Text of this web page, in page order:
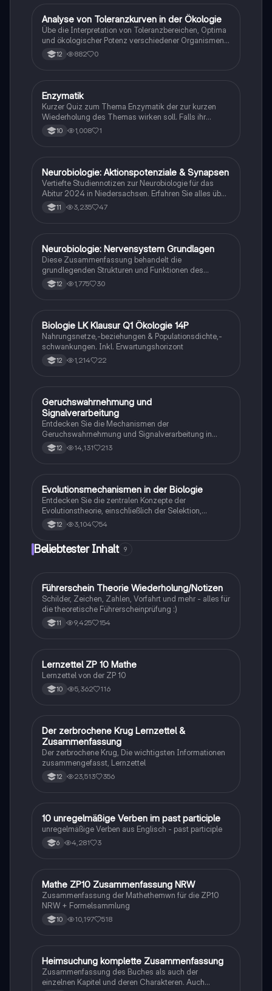
ABiologie
Analyse von Toleranzkurven in der Ökologie
Übe die Interpretation von Toleranzbereichen, Optima
und ökologischer Potenz verschiedener Organismen
gegenüber Umweltfaktoren.
12 882 0
EBiologie
Enzymatik
Kurzer Quiz zum Thema Enzymatik der zur kurzen
Wiederholung des Themas wirken soll. Falls ihr
Fehlern begegnet wäre ich dankbar ,wenn ihr mir
diese weiterleitet. Danke und euch viel Spaß dabei!
10 1,008 1
Biologie
Neurobiologie: Aktionspotenziale & Synapsen
Vertiefte Studiennotizen zur Neurobiologie für das
Abitur 2024 in Niedersachsen. Erfahren Sie alles über
Aktionspotenziale, Ruhepotenziale, synaptische
Integration, die Rolle von Neurotransmittern, die
Schüler, die sich auf Prüfungen vorbereiten und ein
tiefes Verständnis der neuronalen Signalübertragung
entwickeln möchten.
11 3,235 47
Biologie
Neurobiologie: Nervensystem Grundlagen
Diese Zusammenfassung behandelt die
grundlegenden Strukturen und Funktionen des
Nervensystems, einschließlich Neuronen, Gliazellen,
Ruhepotential, Aktionspotential und synaptische
Signalübertragung und die Auswirkungen von
Neurotoxinen. Ideal für Studierende der Neurobiologie
und verwandter Fächer.
12 1,775 30
Biologie
Biologie LK Klausur Q1 Ökologie 14P
Nahrungsnetze,-beziehungen & Populationsdichte,-
schwankungen. Inkl. Erwartungshorizont
12 1,214 22
Biologie
Geruchswahrnehmung und
Signalverarbeitung
Entdecken Sie die Mechanismen der
Geruchswahrnehmung und Signalverarbeitung in
Nervenzellen. Diese Übungsaufgaben für das
mündliche Abitur in Neurobiologie behandeln
Studierende, die sich auf Prüfungen vorbereiten.
12 14,131 213
Biologie
Evolutionsmechanismen in der Biologie
Entdecken Sie die zentralen Konzepte der
Evolutionstheorie, einschließlich der Selektion,
Isolationsmechanismen und Evolutionsfaktoren wie
Mutation und Rekombination. Diese
die verschiedenen Selektionsarten und die
im Grundkurs.
12 3,104 54
Beliebtester Inhalt 9
Lerntipps
Führerschein Theorie Wiederholung/Notizen
Schilder, Zeichen, Zahlen, Vorfahrt und mehr - alles für
die theoretische Führerscheinprüfung :)
11 9,425 154
Mathe
Lernzettel ZP 10 Mathe
Lernzettel von der ZP 10
10 5,362 116
Deutsch
Der zerbrochene Krug Lernzettel &
Zusammenfassung
Der zerbrochene Krug, Die wichtigsten Informationen
zusammengefasst, Lernzettel
12 23,513 356
1 Englisch
10 unregelmäßige Verben im past participle
unregelmäßige Verben aus Englisch - past participle
6 4,281 3
Mathe
Mathe ZP10 Zusammenfassung NRW
Zusammenfassung der Mathethemwn für die ZP10
NRW + Formelsammlung
10 10,197 518
Deutsch
Heimsuchung komplette Zusammenfassung
Zusammenfassung des Buches als auch der
einzelnen Kapitel und deren Charakteren. Auch